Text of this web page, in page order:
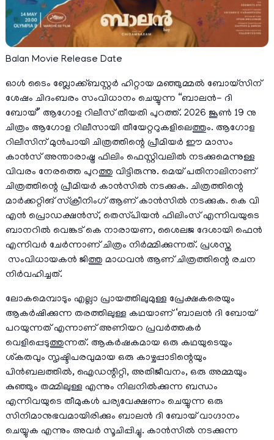
Balan Movie Release Date
ഓൾ ടൈം ബ്ലോക്ക്ബസ്റ്റർ ഹിറ്റായ മഞ്ഞുമ്മൽ ബോയ്സിന്
ശേഷം ചിദംബരം സംവിധാനം ചെയ്യുന്ന “ബാലൻ- ദി
ബോയ്” ആഗോള റിലീസ് തീയതി പുറത്ത്. 2026 ജൂൺ 19 നു
ചിത്രം ആഗോള റിലീസായി തീയേറ്ററുകളിലെത്തും. ആഗോള
റിലീസിന് മുൻപായി ചിത്രത്തിന്റെ പ്രീമിയർ ഈ മാസം
കാൻസ് അന്താരാഷ്ട്ര ഫിലിം ഫെസ്റ്റിവലിൽ നടക്കുമെന്നുള്ള
വിവരം നേരത്തെ പുറത്തു വിട്ടിരുന്നു. മെയ് പതിനാലിനാണ്
ചിത്രത്തിന്റെ പ്രീമിയർ കാൻസിൽ നടക്കുക. ചിത്രത്തിന്റെ
മാർക്കറ്റിങ് സ്ക്രീനിംഗ് ആണ് കാൻസിൽ നടക്കുക. കെ വി
എൻ പ്രൊഡക്ഷൻസ്, തെസ്‌പിയൻ ഫിലിംസ് എന്നിവയുടെ
ബാനറിൽ വെങ്കട് കെ നാരായണ, ശൈലജ ദേശായി ഫെൻ
എന്നിവർ ചേർന്നാണ് ചിത്രം നിർമ്മിക്കുന്നത്. പ്രശസ്ത
സംവിധായകൻ ജിത്തു മാധവൻ ആണ് ചിത്രത്തിന്റെ രചന
നിർവഹിച്ചത്.
ലോകമെമ്പാടും എല്ലാ പ്രായത്തിലുമുള്ള പ്രേക്ഷകരെയും
ആകർഷിക്കുന്ന തരത്തിലുള്ള കഥയാണ് ‘ബാലൻ ദി ബോയ്
പറയുന്നത് എന്നാണ് അണിയറ പ്രവർത്തകർ
വെളിപ്പെടുത്തുന്നത്. ആകർഷകമായ ഒരു കഥയുടെയും
ശ്കതവും സൃഷ്ടിപരവുമായ ഒരു കാഴ്ചപ്പാടിന്റെയും
പിൻബലത്തിൽ, ഐഡന്റിറ്റി, അതിജീവനം, ഒരു അമ്മയും
കുഞ്ഞും തമ്മിലുള്ള എന്നും നിലനിൽക്കുന്ന ബന്ധം
എന്നിവയുടെ തീമുകൾ പര്യവേക്ഷണം ചെയ്യുന്ന ഒരു
സിനിമാനുഭവമായിരിക്കും ബാലൻ ദി ബോയ് വാഗ്ദാനം
ചെയ്യുക എന്നും അവർ സൂചിപ്പിച്ചു. കാൻസിൽ നടക്കുന്ന